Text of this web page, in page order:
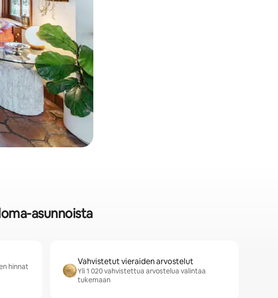
asunnoista
hinnat
Vahvistetut vieraiden arvostelut
Yli 1 020 vahvistettua arvostelua valintaa
tukemaan